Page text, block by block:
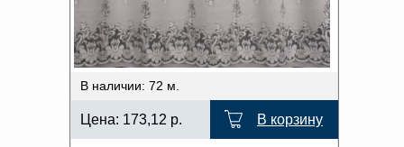
Доверенность на
получение груза
Документы по работе с
персональными данными
Вопросы и ответы
Новости | Статьи
ОТТЕНОК ЦВЕТА
ВИД КРОМКИ
В наличии: 72 м.
Цена: 173,12 р. В корзинуДобавить
в